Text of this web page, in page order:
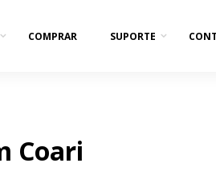
COMPRAR SUPORTE
Coari